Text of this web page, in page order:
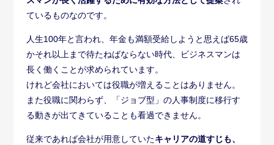
ているものなのです。
人生100年と言われ、年金も満額受給しようと思えば65歳
かそれ以上まで待たねばならない時代、ビジネスマンは
長く働くことが求められています。
けれど会社においては役職が増えることはありません。
また役職に関わらず、「ジョブ型」の人事制度に移行す
る動きが出てきていることも看過できません。
従来であれば会社が用意していたキャリアの道すじも、